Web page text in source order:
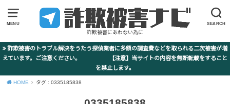
MENU SEARCH
詐欺被害にあわない為に
詐欺被害のトラブル解決をうたう探偵業者に多額の調査費などを取られる二次被害が増
えています。ご注意ください。 【注意】当サイトの内容を無断転載をすること
を禁止します。
HOME タグ : 0335185838